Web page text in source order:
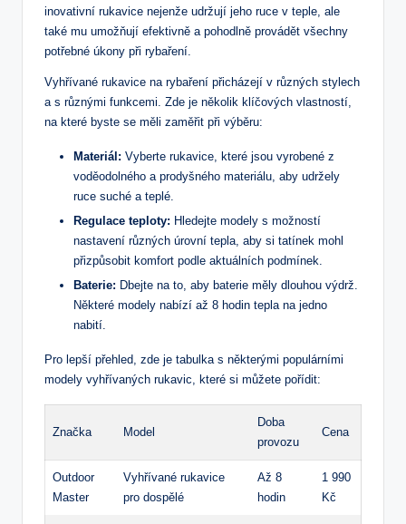
inovativní rukavice nejenže udržují jeho ruce v teple, ale
také mu umožňují efektivně a pohodlně provádět všechny
potřebné úkony při rybaření.
Vyhřívané rukavice na rybaření přicházejí v různých stylech
a s různými funkcemi. Zde je několik klíčových vlastností,
na které byste se měli zaměřit při výběru:
Materiál: Vyberte rukavice, které jsou vyrobené z
voděodolného a prodyšného materiálu, aby udržely
ruce suché a teplé.
Regulace teploty: Hledejte modely s možností
nastavení různých úrovní tepla, aby si tatínek mohl
přizpůsobit komfort podle aktuálních podmínek.
Baterie: Dbejte na to, aby baterie měly dlouhou výdrž.
Některé modely nabízí až 8 hodin tepla na jedno
nabití.
Pro lepší přehled, zde je tabulka s některými populárními
modely vyhřívaných rukavic, které si můžete pořídit:
Značka Model
Doba
provozu
Cena
Outdoor
Master
Vyhřívané rukavice
pro dospělé
Až 8
hodin
1 990
Kč